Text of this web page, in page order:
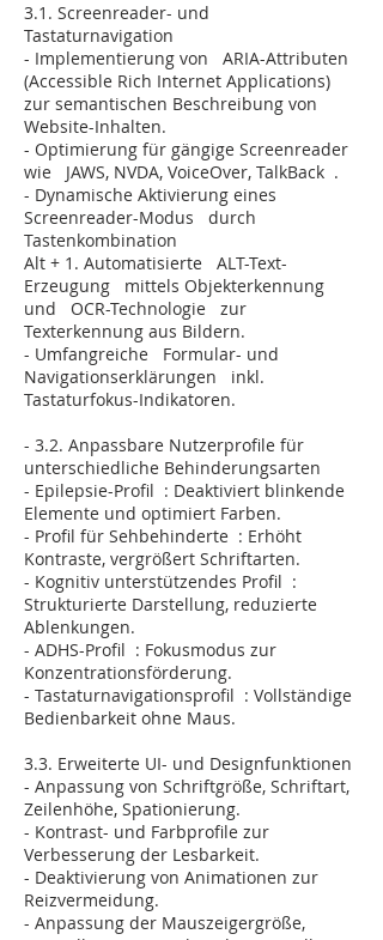
3.1. Screenreader- und
Tastaturnavigation
- Implementierung von ARIA-Attributen
(Accessible Rich Internet Applications)
zur semantischen Beschreibung von
Website-Inhalten.
- Optimierung für gängige Screenreader
wie JAWS, NVDA, VoiceOver, TalkBack .
- Dynamische Aktivierung eines
Screenreader-Modus durch
Tastenkombination
Alt + 1. Automatisierte ALT-Text-
Erzeugung mittels Objekterkennung
und OCR-Technologie zur
Texterkennung aus Bildern.
- Umfangreiche Formular- und
Navigationserklärungen inkl.
Tastaturfokus-Indikatoren.
- 3.2. Anpassbare Nutzerprofile für
unterschiedliche Behinderungsarten
- Epilepsie-Profil : Deaktiviert blinkende
Elemente und optimiert Farben.
- Profil für Sehbehinderte : Erhöht
Kontraste, vergrößert Schriftarten.
- Kognitiv unterstützendes Profil :
Strukturierte Darstellung, reduzierte
Ablenkungen.
- ADHS-Profil : Fokusmodus zur
Konzentrationsförderung.
- Tastaturnavigationsprofil : Vollständige
Bedienbarkeit ohne Maus.
3.3. Erweiterte UI- und Designfunktionen
- Anpassung von Schriftgröße, Schriftart,
Zeilenhöhe, Spationierung.
- Kontrast- und Farbprofile zur
Verbesserung der Lesbarkeit.
- Deaktivierung von Animationen zur
Reizvermeidung.
- Anpassung der Mauszeigergröße,